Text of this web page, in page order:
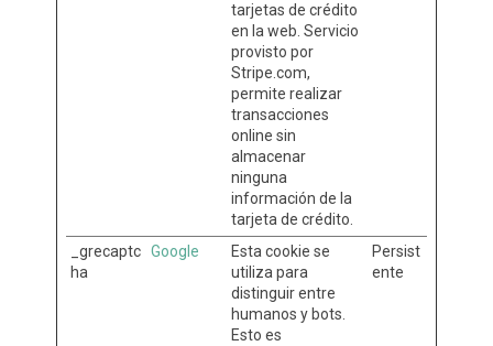
tarjetas de crédito
en la web. Servicio
provisto por
Stripe.com,
permite realizar
transacciones
online sin
almacenar
ninguna
información de la
tarjeta de crédito.
_grecaptc
ha
Google
Esta cookie se
utiliza para
distinguir entre
humanos y bots.
Esto es
Persist
ente